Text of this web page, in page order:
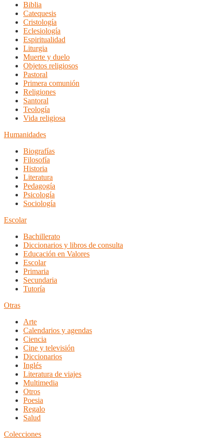
Biblia
Catequesis
Cristología
Eclesiología
Espiritualidad
Liturgia
Muerte y duelo
Objetos religiosos
Pastoral
Primera comunión
Religiones
Santoral
Teología
Vida religiosa
Humanidades
Biografías
Filosofía
Historia
Literatura
Pedagogía
Psicología
Sociología
Escolar
Bachillerato
Diccionarios y libros de consulta
Educación en Valores
Escolar
Primaria
Secundaria
Tutoría
Otras
Arte
Calendarios y agendas
Ciencia
Cine y televisión
Diccionarios
Inglés
Literatura de viajes
Multimedia
Otros
Poesia
Regalo
Salud
Colecciones